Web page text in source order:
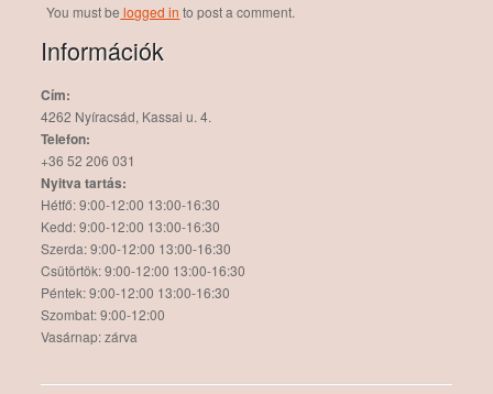
You must be logged in to post a comment.
Információk
Cím:
4262 Nyíracsád, Kassai u. 4.
Telefon:
+36 52 206 031
Nyitva tartás:
Hétfő: 9:00-12:00 13:00-16:30
Kedd: 9:00-12:00 13:00-16:30
Szerda: 9:00-12:00 13:00-16:30
Csütörtök: 9:00-12:00 13:00-16:30
Péntek: 9:00-12:00 13:00-16:30
Szombat: 9:00-12:00
Vasárnap: zárva